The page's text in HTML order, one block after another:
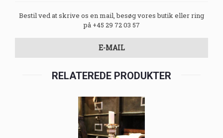
Bestil ved at skrive os en mail, besøg vores butik eller ring
på +45 29 72 03 57
E-MAIL
RELATEREDE PRODUKTER